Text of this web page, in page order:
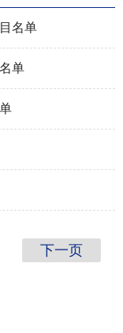
名单
单
下一页